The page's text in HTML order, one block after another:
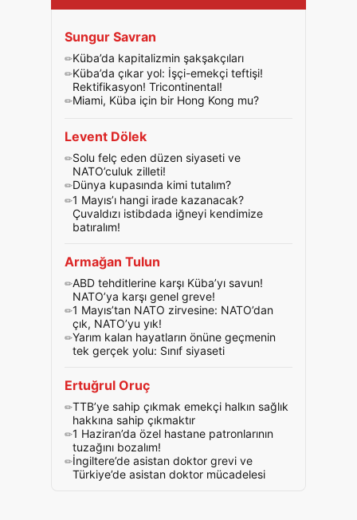
Sungur Savran
Küba’da kapitalizmin şakşakçıları
Küba’da çıkar yol: İşçi-emekçi teftişi!
Rektifikasyon! Tricontinental!
Miami, Küba için bir Hong Kong mu?
Levent Dölek
Solu felç eden düzen siyaseti ve
NATO’culuk zilleti!
Dünya kupasında kimi tutalım?
1 Mayıs’ı hangi irade kazanacak?
Çuvaldızı istibdada iğneyi kendimize
batıralım!
Armağan Tulun
ABD tehditlerine karşı Küba’yı savun!
NATO’ya karşı genel greve!
1 Mayıs’tan NATO zirvesine: NATO’dan
çık, NATO’yu yık!
Yarım kalan hayatların önüne geçmenin
tek gerçek yolu: Sınıf siyaseti
Ertuğrul Oruç
TTB’ye sahip çıkmak emekçi halkın sağlık
hakkına sahip çıkmaktır
1 Haziran’da özel hastane patronlarının
tuzağını bozalım!
İngiltere’de asistan doktor grevi ve
Türkiye’de asistan doktor mücadelesi